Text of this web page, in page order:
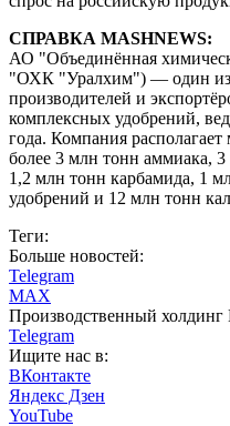
СПРАВКА MASHNEWS:
АО "Объединённая
"ОХК "Уралхим") — один
производителей и
комплексных удобрений,
года. Компания
более 3 млн тонн аммиака,
1,2 млн тонн карбамида, 1
удобрений и 12 млн тонн
Теги:
Больше новостей:
Telegram
MAX
Производственный
Telegram
Ищите нас в:
ВКонтакте
Яндекс Дзен
YouTube